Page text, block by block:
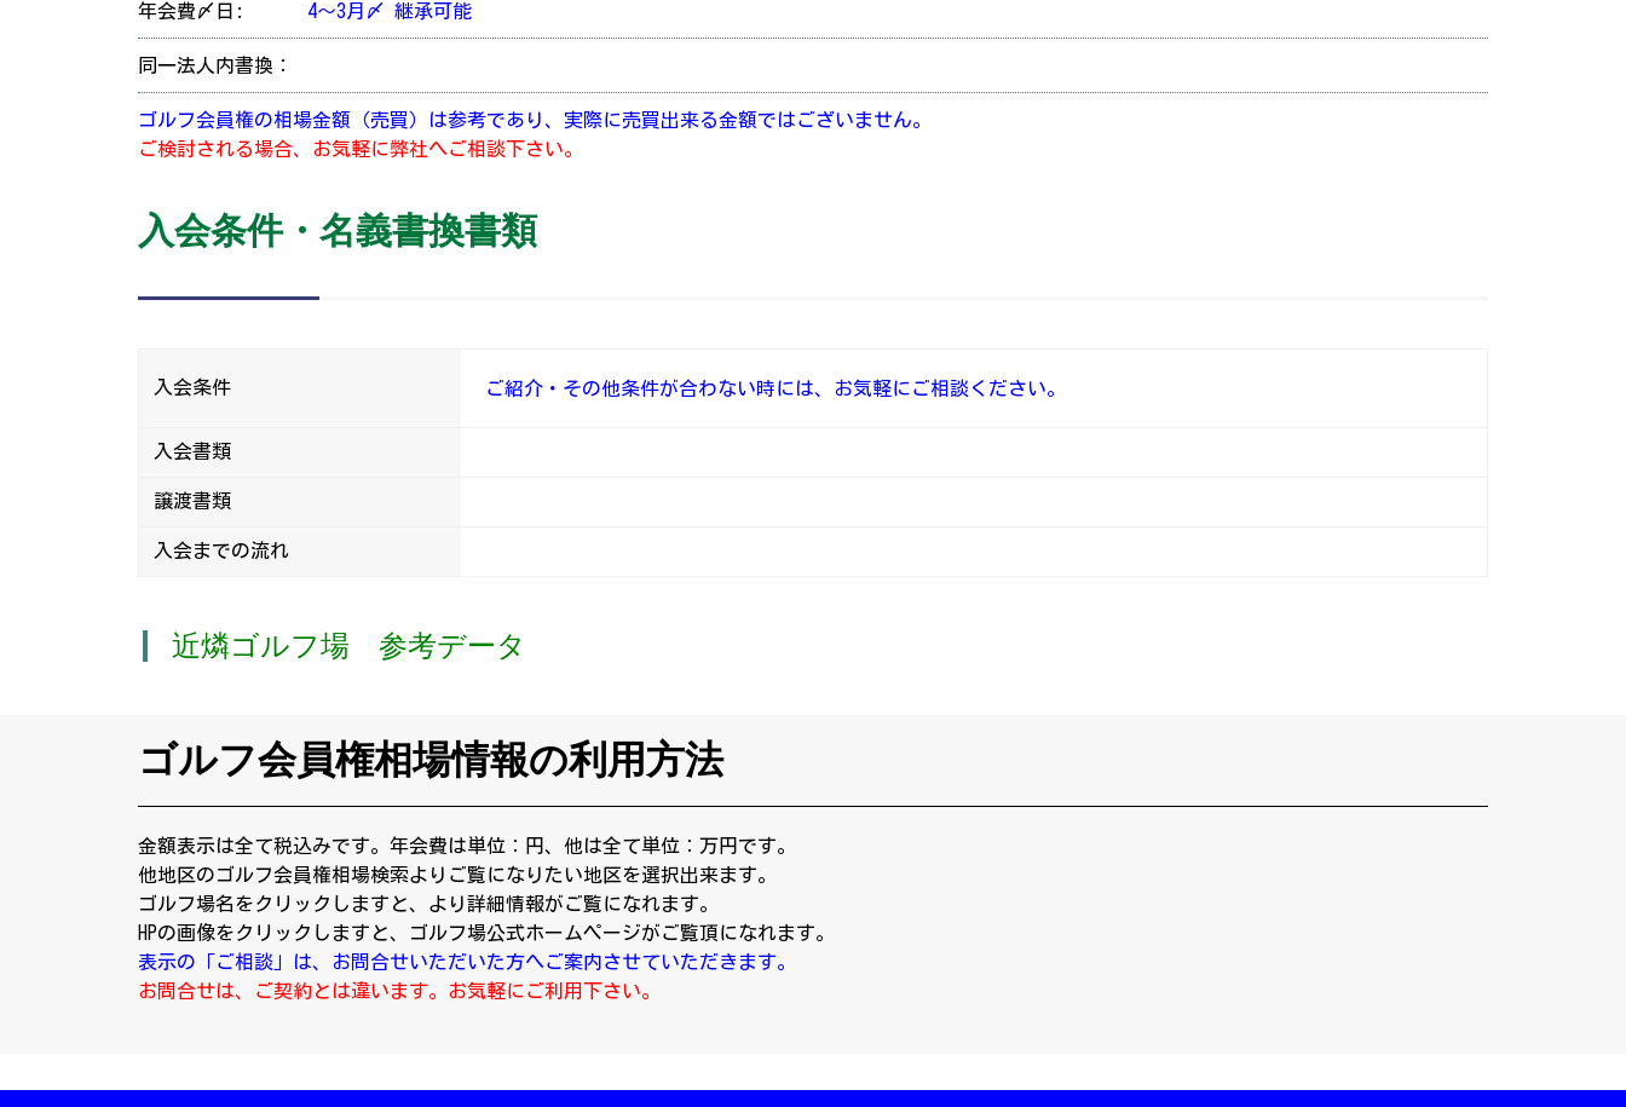
年会費〆日: 4～3月〆 継承可能
同一法人内書換：
ゴルフ会員権の相場金額（売買）は参考であり、実際に売買出来る金額ではございません。
ご検討される場合、お気軽に弊社へご相談下さい。
入会条件・名義書換書類
入会条件 ご紹介・その他条件が合わない時には、お気軽にご相談ください。
入会書類
譲渡書類
入会までの流れ
近燐ゴルフ場 参考データ
ゴルフ会員権相場情報の利用方法
金額表示は全て税込みです。年会費は単位：円、他は全て単位：万円です。
他地区のゴルフ会員権相場検索よりご覧になりたい地区を選択出来ます。
ゴルフ場名をクリックしますと、より詳細情報がご覧になれます。
HPの画像をクリックしますと、ゴルフ場公式ホームページがご覧頂になれます。
表示の「ご相談」は、お問合せいただいた方へご案内させていただきます。
お問合せは、ご契約とは違います。お気軽にご利用下さい。